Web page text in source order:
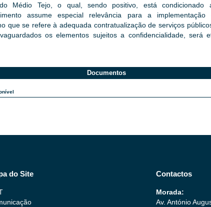
do Médio Tejo, o qual, sendo positivo, está condicionado
assume especial relevância para a
que se refere à adequada contratualização de serviços
os elementos sujeitos a confidencialidade, será
Documentos
do Site Contactos
Morada:
Av. António